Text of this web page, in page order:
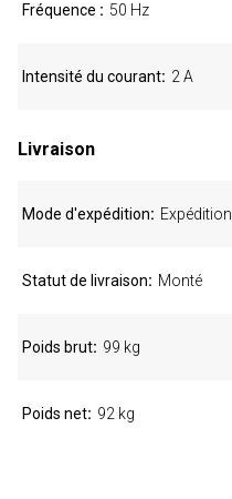
Fréquence 50 Hz
Intensité du courant 2 A
Livraison
Mode d'expédition Expédition
Statut de livraison Monté
Poids brut 99 kg
Poids net 92 kg